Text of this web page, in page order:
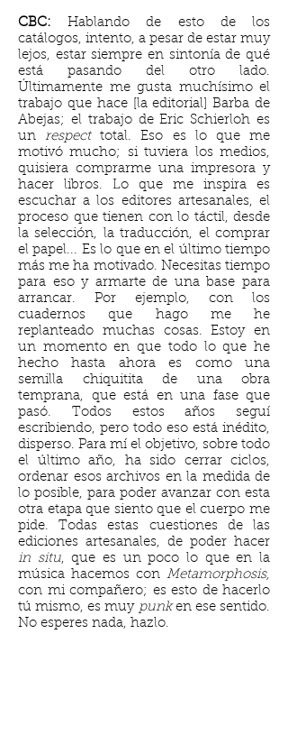
CBC:Hablando de esto de los
catálogos, intento, a pesar de estar muy
lejos, estar siempre en sintonía de qué
está pasando del otro lado.
Últimamente me gusta muchísimo el
trabajo que hace [la editorial] Barba de
Abejas; el trabajo de Eric Schierloh es
unrespecttotal. Eso es lo que me
motivó mucho; si tuviera los medios,
quisiera comprarme una impresora y
hacer libros. Lo que me inspira es
escuchar a los editores artesanales, el
proceso que tienen con lo táctil, desde
la selección, la traducción, el comprar
el papel... Es lo que en el último tiempo
más me ha motivado. Necesitas tiempo
para eso y armarte de una base para
arrancar. Por ejemplo, con los
cuadernos que hago me he
replanteado muchas cosas. Estoy en
un momento en que todo lo que he
hecho hasta ahora es como una
semilla chiquitita de una obra
temprana, que está en una fase que
pasó. Todos estos años seguí
escribiendo, pero todo eso está inédito,
disperso. Para mí el objetivo, sobre todo
el último año, ha sido cerrar ciclos,
ordenar esos archivos en la medida de
lo posible, para poder avanzar con esta
otra etapa que siento que el cuerpo me
pide. Todas estas cuestiones de las
ediciones artesanales, de poder hacer
in situ, que es un poco lo que en la
música hacemos con Metamorphosis,
con mi compañero; es esto de hacerlo
tú mismo, es muy punken ese sentido.
No esperes nada, hazlo.